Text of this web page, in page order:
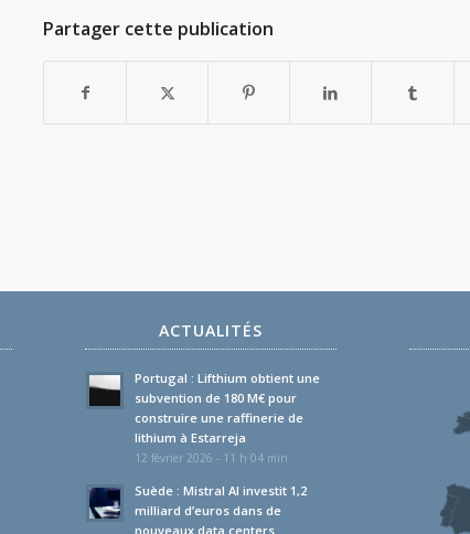
Partager cette publication
ACTUALITÉS
Portugal : Lifthium obtient une
subvention de 180 M€ pour
construire une raffinerie de
lithium à Estarreja
12 février 2026 - 11 h 04 min
Suède : Mistral AI investit 1,2
milliard d’euros dans de
nouveaux data centers